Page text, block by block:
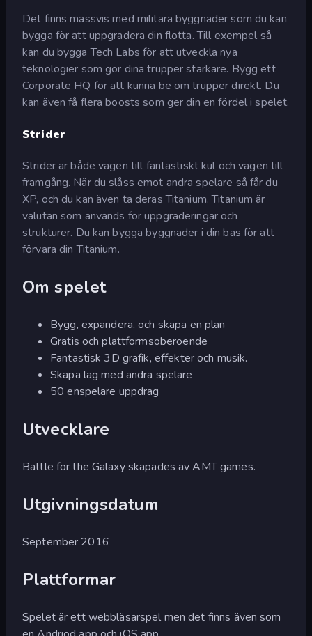
Det finns massvis med militära byggnader som du kan
bygga för att uppgradera din flotta. Till exempel så
kan du bygga Tech Labs för att utveckla nya
teknologier som gör dina trupper starkare. Bygg ett
Corporate HQ för att kunna be om trupper direkt. Du
kan även få flera boosts som ger din en fördel i spelet.
Strider
Strider är både vägen till fantastiskt kul och vägen till
framgång. När du slåss emot andra spelare så får du
XP, och du kan även ta deras Titanium. Titanium är
valutan som används för uppgraderingar och
strukturer. Du kan bygga byggnader i din bas för att
förvara din Titanium.
Om spelet
Bygg, expandera, och skapa en plan
Gratis och plattformsoberoende
Fantastisk 3D grafik, effekter och musik.
Skapa lag med andra spelare
50 enspelare uppdrag
Utvecklare
Battle for the Galaxy skapades av AMT games.
Utgivningsdatum
September 2016
Plattformar
Spelet är ett webbläsarspel men det finns även som